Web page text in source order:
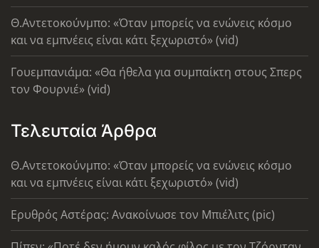
Θ.Αντετοκούνμπο: «Όταν μπορείς να ενώνεις κόσμο
και να εμπνέεις είναι κάτι ξεχωριστό» (vid)
Γουεμπανιάμα: «Θα ήθελα για συμπαίκτη στους Σπερς
τον Φουρνιέ» (vid)
Τελευταία Άρθρα
Θ.Αντετοκούνμπο: «Όταν μπορείς να ενώνεις κόσμο
και να εμπνέεις είναι κάτι ξεχωριστό» (vid)
Ερυθρός Αστέρας: Ανακοίνωσε τον Μπιέλιτς (pic)